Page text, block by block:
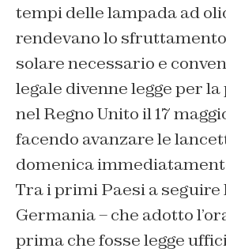
tempi delle lampada ad
rendevano lo
solare necessario e
legale divenne legge per
nel Regno Unito il 17
facendo avanzare le
domenica
Tra i primi Paesi a seguire
Germania – che adotto
prima che fosse legge